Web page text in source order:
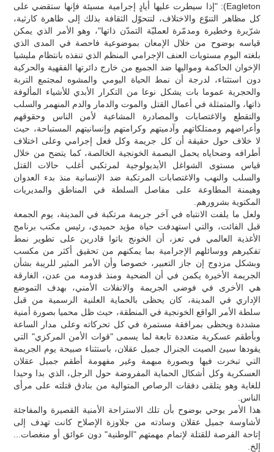
Eagleton): "إذا سيطرت عليها أيادٍ إجرامية مسيئة فإنها ستقضي على
كل مظاهر التنوّع والاختلاف، لتتحوّل الثقافة بذلك إلى ظاهرة كارثية،
شرّيرة وخطيرة ومدمّرة لعمليّة التمدّن ذاتها"، وهو الأمر الذي يمكن
قياسه بوضوح من خلال الإمعان بموضوعية فاحصة في المدى الذي
بلغته اليوم مستويات العنف الإجرامي المنظم الذي تنفذه بانتظام مليشيا
الإخوان الحاكمة ومواليها ضد الجميع من خارج دائرتها الفقهية والحركية
دون استثناء، لدرجة أن نمط الحياة اليومي والمشوه لمجتمع التربة
والحجرية عموما بات يشكل نوعا من التكرار الأبدي للأشياء المألوفة
ذاتها، والمتمثلة في أعمال القتل والموت والدمار والدم المنهمر والسلب
والتقطع والاغتصابات والمصادرة المشاعية لأمن الناس وحقوقهم
وأعراضهم وممتلكاتهم وآدميتهم وكرامتهم وإنسانيتهم المستباحة، حيث
لا خلاف حول حقيقة أن كل جريمة وكل فعل إجرامي وعلى اختلاف
أطرافه وضحاياه يحمل البصمة الخونجية الخالصة، كما يتضح من خلال
قياس مستوى الشواغل الأيديولوجية لمرتكبي أغلب حالات القتل
والسلب والنهب والاغتصابات المرتكبة ضد الإنسانية منذ بدء العدوان
وهيمنة المطاوعة على مفاصل السلطة في المناطق والمديريات
المكتوية بشرورهم.
ولعل ما يلفت الانتباه في آخر جريمة مرتكبة في المدينة، يوم الجمعة
قبل الفائت، والتي استهدفت حياة مؤيد حميدي، رئيس مكتب برنامج
الأغذية العالمي في تعز، أن الخونج باتوا قادرين على تطوير نمط
تفكيرهم ووسائلهم الإجرامية بما يمكنهم من تحقيق أكثر من مكسب
وبشكل مزدوج إن جاز التعبير، خصوصا وأن الأمر المثير للريبة بشأن
الجريمة الأخيرة يكمن في أن الضحية ومنذ قدومه من عدن، الغارقة
هي الأخرى في فوضى الجريمة والانفلات الأمني، بهدف التموضع
الإداري في المدينة، كان يحظى بالحماية العلنية الرسمية من قبل
سلطة الأمر الواقع الخونجية في المنطقة، حيث ظل محميا بصورة أمنية
مشددة ويحظى بمرافقة مستمرة في كل تحركاته وعلى مدار الساعة
وبأطقم عسكرية متعددة تابعة لما يسمى "قوات الأمن المركزي" التي
يقودها سيئ الصيت الجنرال جميل عقلان، باستثناء صبيحة يوم الجريمة
التي تبخرت فيها وبصورة مبهمة وغير مفهومة أطقم جميل عقلان
العسكرية وكل أشكال الحماية المفروضة حول الرجل، الذي بدا وحيدا
للغاية وهو يتلقى دفقات الرصاص المتوالية من بنادق قتلته على مرأى
الناس.
هذا الأمر يوحي بوضوح بأن تلك الاستراحة الأمنية القصيرة والمفاجئة
لأشاوسة جميل عقلان وسادته من جلاوزة الإصلاح كانت تهدف إلى
إتاحة الفرصة للقتلة لإتمام مهمتهم "الوطنية" دون عوائق أو منغصات...
إلخ.